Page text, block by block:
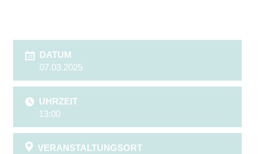
DATUM
07.03.2025
UHRZEIT
13:00
VERANSTALTUNGSORT